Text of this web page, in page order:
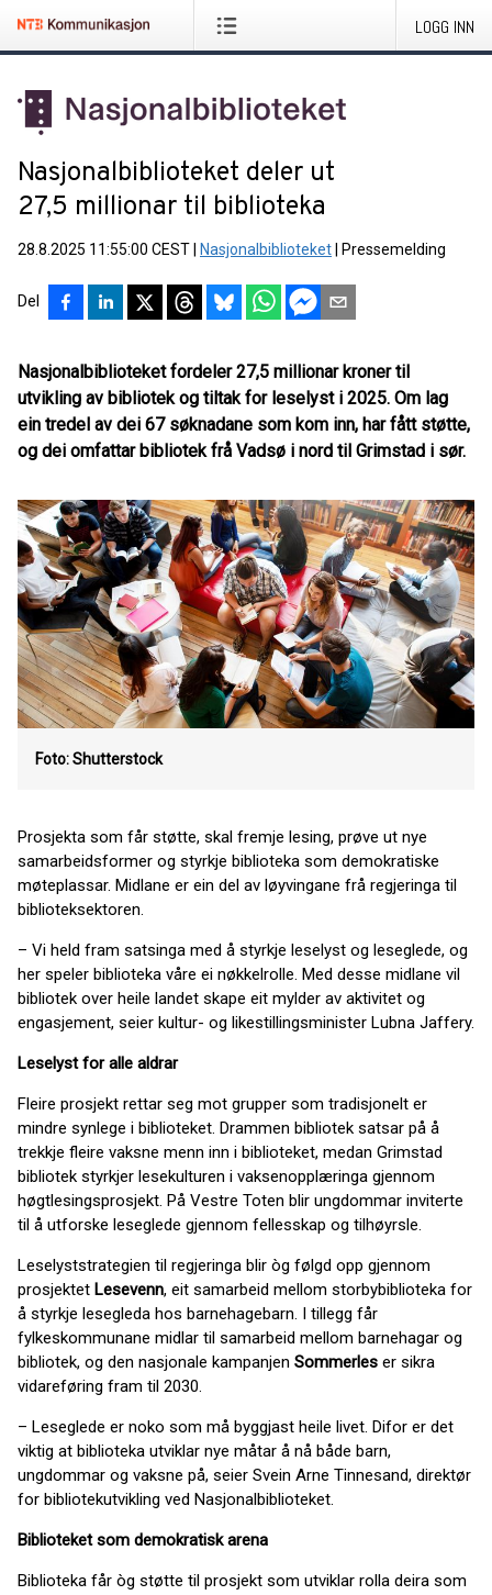
LOGG INN
Nasjonalbiblioteket deler ut
27,5 millionar til biblioteka
28.8.2025 11:55:00 CEST Nasjonalbiblioteket Pressemelding
Del
Nasjonalbiblioteket fordeler 27,5 millionar kroner til
utvikling av bibliotek og tiltak for leselyst i 2025. Om lag
ein tredel av dei 67 søknadane som kom inn, har fått støtte,
og dei omfattar bibliotek frå Vadsø i nord til Grimstad i sør.
Foto: Shutterstock
Prosjekta som får støtte, skal fremje lesing, prøve ut nye
samarbeidsformer og styrkje biblioteka som demokratiske
møteplassar. Midlane er ein del av løyvingane frå regjeringa til
biblioteksektoren.
– Vi held fram satsinga med å styrkje leselyst og leseglede, og
her speler biblioteka våre ei nøkkelrolle. Med desse midlane vil
bibliotek over heile landet skape eit mylder av aktivitet og
engasjement, seier kultur- og likestillingsminister Lubna Jaffery.
Leselyst for alle aldrar
Fleire prosjekt rettar seg mot grupper som tradisjonelt er
mindre synlege i biblioteket. Drammen bibliotek satsar på å
trekkje fleire vaksne menn inn i biblioteket, medan Grimstad
bibliotek styrkjer lesekulturen i vaksenopplæringa gjennom
høgtlesingsprosjekt. På Vestre Toten blir ungdommar inviterte
til å utforske leseglede gjennom fellesskap og tilhøyrsle.
Leselyststrategien til regjeringa blir òg følgd opp gjennom
prosjektet Lesevenn, eit samarbeid mellom storbybiblioteka for
å styrkje lesegleda hos barnehagebarn. I tillegg får
fylkeskommunane midlar til samarbeid mellom barnehagar og
bibliotek, og den nasjonale kampanjen Sommerles er sikra
vidareføring fram til 2030.
– Leseglede er noko som må byggjast heile livet. Difor er det
viktig at biblioteka utviklar nye måtar å nå både barn,
ungdommar og vaksne på, seier Svein Arne Tinnesand, direktør
for bibliotekutvikling ved Nasjonalbiblioteket.
Biblioteket som demokratisk arena
Biblioteka får òg støtte til prosjekt som utviklar rolla deira som